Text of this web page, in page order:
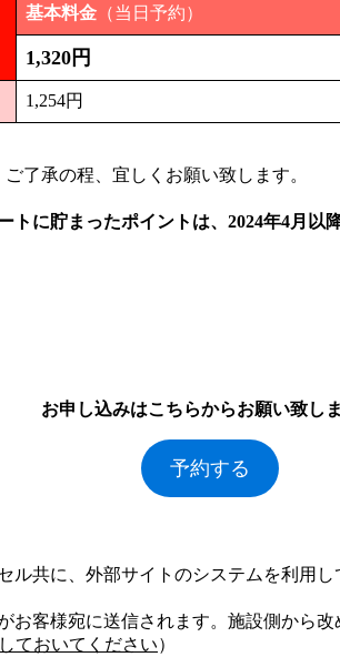
基本料金 （当日予約）
1,320円
1,254円
了承の程、宜しくお願い致します。
トに貯まったポイントは、2024年4月
お申し込みはこちらからお願い致しま
予約する
共に、外部サイトのシステムを利用し
客様宛に送信されます。施設側から
ておいてください）